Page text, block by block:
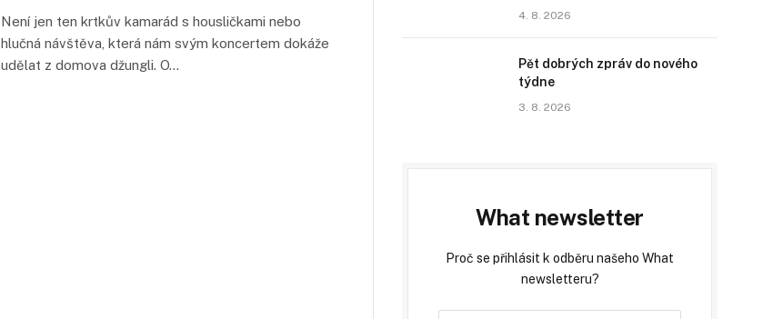
Není jen ten krtkův kamarád s housličkami nebo
hlučná návštěva, která nám svým koncertem dokáže
udělat z domova džungli. O…
4. 8. 2026
Pět dobrých zpráv do nového
týdne
3. 8. 2026
What newsletter
Proč se přihlásit k odběru našeho What
newsletteru?